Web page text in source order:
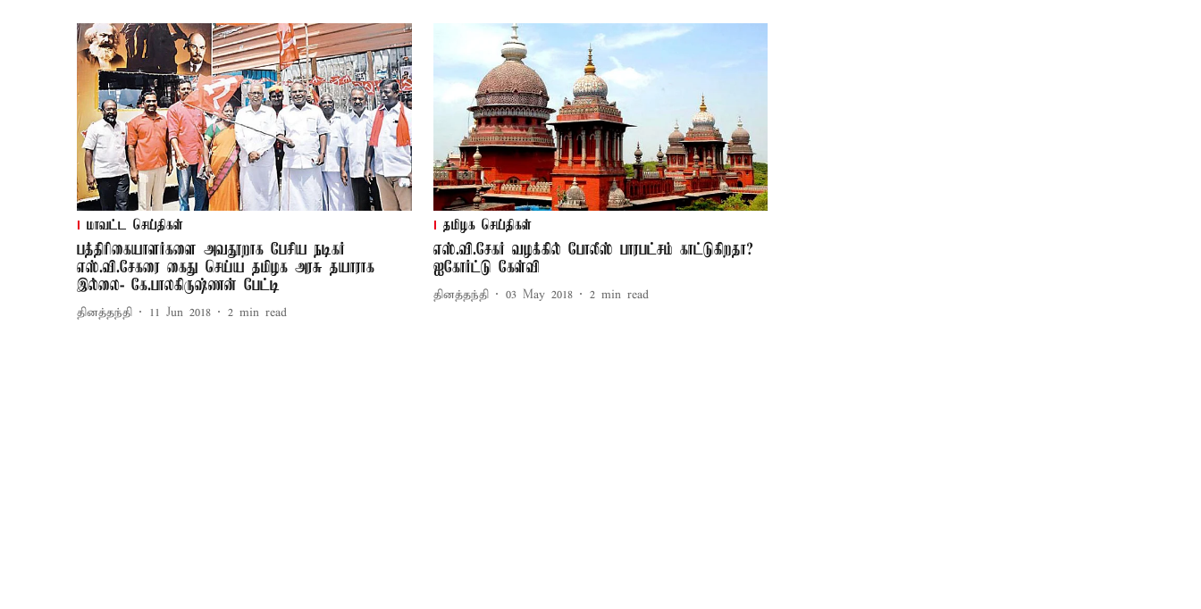
மாவட்ட செய்திகள்
பத்திரிகையாளர்களை அவதூறாக பேசிய நடிகர்
எஸ்.வி.சேகரை கைது செய்ய தமிழக அரசு தயாராக
இல்லை- கே.பாலகிருஷ்ணன் பேட்டி
தினத்தந்தி 11 Jun 2018 2 min read
தமிழக செய்திகள்
எஸ்.வி.சேகர் வழக்கில் போலீஸ் பாரபட்சம் காட்டுகிறதா?
ஐகோர்ட்டு கேள்வி
தினத்தந்தி 03 May 2018 2 min read